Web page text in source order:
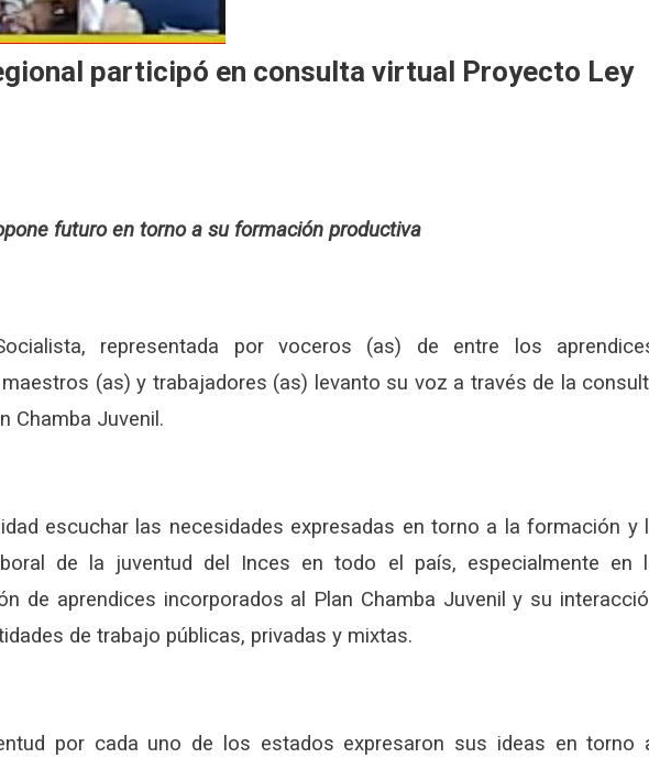
participó en consulta virtual Proyecto Ley
futuro en torno a su formación productiva
representada por voceros (as) de entre los
(as) y trabajadores (as) levanto su voz a través de la
Chamba Juvenil.
escuchar las necesidades expresadas en torno a la formación y
de la juventud del Inces en todo el país, especialmente en
de aprendices incorporados al Plan Chamba Juvenil y su
de trabajo públicas, privadas y mixtas.
por cada uno de los estados expresaron sus ideas en torno